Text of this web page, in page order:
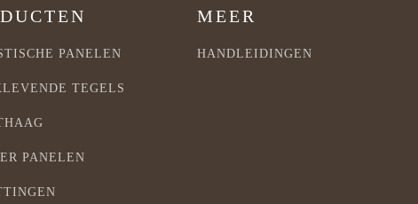
PANELEN
TEGELS
PANELEN
MEER
HANDLEIDINGEN